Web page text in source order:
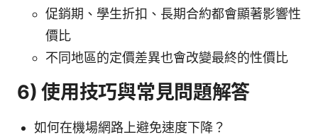
促銷期、學生折扣、長期合約都會顯著影響性
價比
不同地區的定價差異也會改變最終的性價比
6) 使用技巧與常見問題解答
如何在機場網路上避免速度下降？